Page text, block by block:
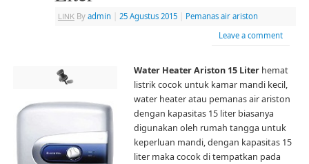
LINK By admin 25 Agustus 2015
Pemanas air ariston
Leave a comment
Water Heater Ariston 15 Literhemat
listrik cocok untuk kamar mandi kecil,
water heater atau pemanas air ariston
dengan kapasitas 15 liter biasanya
digunakan oleh rumah tangga untuk
keperluan mandi, dengan kapasitas 15
liter maka cocok di tempatkan pada